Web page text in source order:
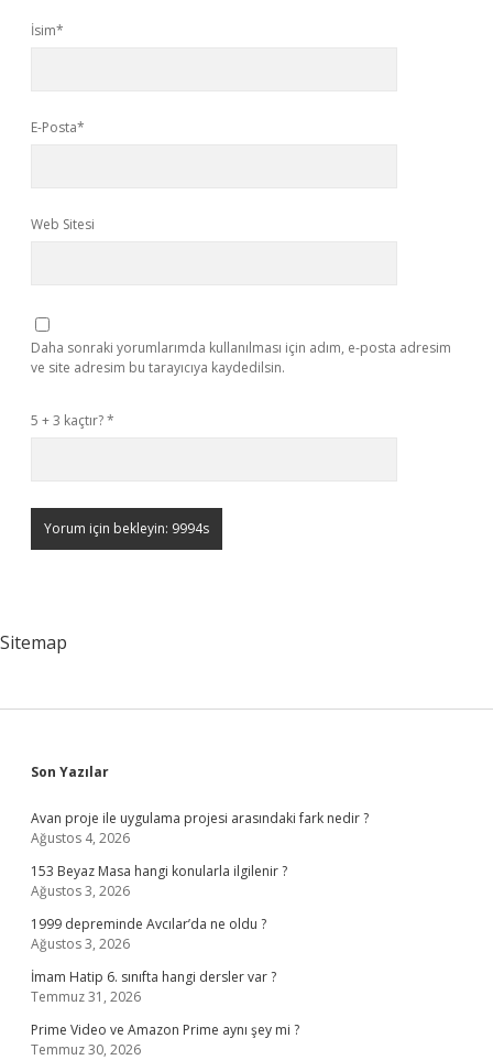
İsim*
E-Posta*
Web Sitesi
Daha sonraki yorumlarımda kullanılması için adım, e-posta adresim
ve site adresim bu tarayıcıya kaydedilsin.
5 + 3 kaçtır?*
Sitemap
Sidebar
Son Yazılar
Avan proje ile uygulama projesi arasındaki fark nedir ?
Ağustos 4, 2026
153 Beyaz Masa hangi konularla ilgilenir ?
Ağustos 3, 2026
1999 depreminde Avcılar’da ne oldu ?
Ağustos 3, 2026
İmam Hatip 6. sınıfta hangi dersler var ?
Temmuz 31, 2026
Prime Video ve Amazon Prime aynı şey mi ?
Temmuz 30, 2026